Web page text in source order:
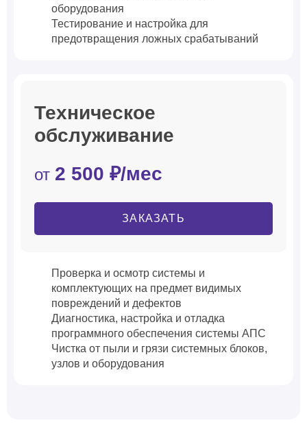
оборудования
Тестирование и настройка для
предотвращения ложных срабатываний
Техническое
обслуживание
от 2 500 ₽/мес
ЗАКАЗАТЬ
Проверка и осмотр системы и
комплектующих на предмет видимых
повреждений и дефектов
Диагностика, настройка и отладка
программного обеспечения системы АПС
Чистка от пыли и грязи системных блоков,
узлов и оборудования